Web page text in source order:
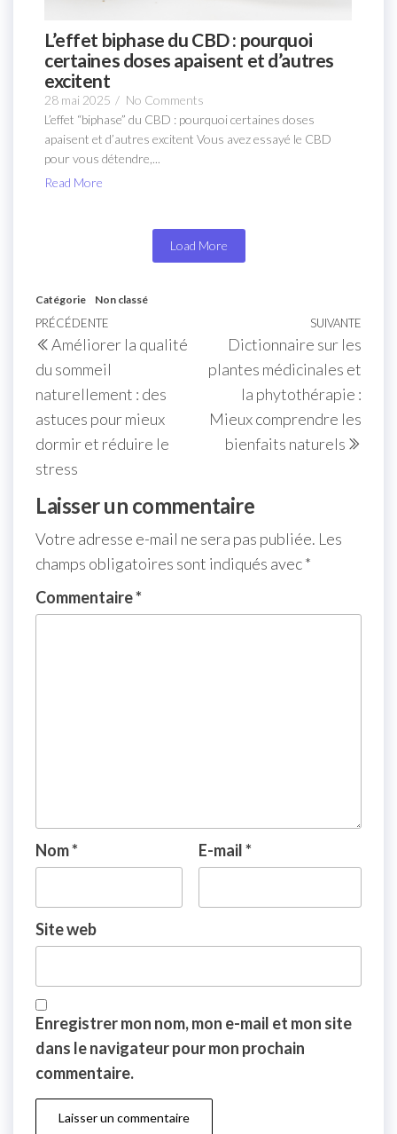
L’effet biphase du CBD : pourquoi
certaines doses apaisent et d’autres
excitent
28 mai 2025 / No Comments
L’effet “biphase” du CBD : pourquoi certaines doses
apaisent et d’autres excitent Vous avez essayé le CBD
pour vous détendre,...
Read More
Load More
Catégorie Non classé
PRÉCÉDENTE
Améliorer la qualité
du sommeil
naturellement : des
astuces pour mieux
dormir et réduire le
stress
SUIVANTE
Dictionnaire sur les
plantes médicinales et
la phytothérapie :
Mieux comprendre les
bienfaits naturels
Laisser un commentaire
Votre adresse e-mail ne sera pas publiée. Les
champs obligatoires sont indiqués avec*
Commentaire*
Nom* E-mail*
Site web
Enregistrer mon nom, mon e-mail et mon site
dans le navigateur pour mon prochain
commentaire.